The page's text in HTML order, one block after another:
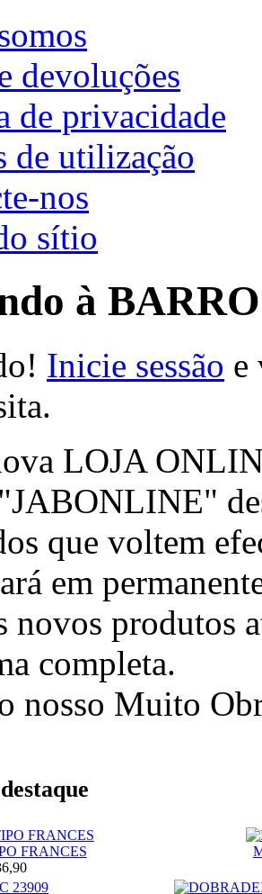
devoluções
de privacidade
de utilização
nos
sítio
à
Inicie sessão e
LOJA
que voltem
em
novos produtos
completa.
nosso Muito
FRANCES